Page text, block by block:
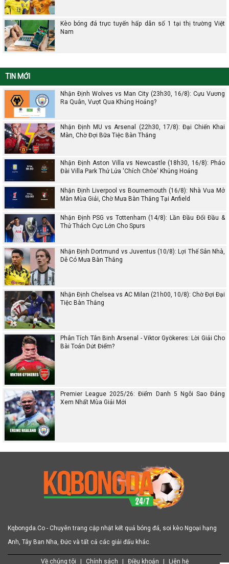
Kèo bóng đá trực tuyến hấp dẫn số 1 tại thị trường Việt
Nam
TIN MỚI
Nhận Định Wolves vs Man City (23h30, 16/8): Cựu Vương
Ra Quân, Vượt Qua Khủng Hoảng?
Nhận Định MU vs Arsenal (22h30, 17/8): Đại Chiến Khai
Màn, Chờ Đợi Bữa Tiệc Bàn Thắng
Nhận Định Aston Villa vs Newcastle (18h30, 16/8): Pháo
Đài Villa Park Thử Lửa 'Chích Chòe' Khủng Hoảng
Nhận Định Liverpool vs Bournemouth (16/8): Nhà Vua Mở
Màn Mùa Giải, Chờ Mưa Bàn Thắng Tại Anfield
Nhận Định PSG vs Tottenham (14/8): Lần Đầu Đối Đầu &
Thử Thách Cực Lớn Cho Spurs
Nhận Định Dortmund vs Juventus (10/8): Lợi Thế Sân Nhà,
Dễ Có Mưa Bàn Thắng
Nhận Định Chelsea vs AC Milan (21h00, 10/8): Chờ Đợi Đại
Tiệc Bàn Thắng
Phân Tích Tân Binh Arsenal - Viktor Gyökeres: Lời Giải Cho
Bài Toán Dứt Điểm?
Premier League 2025/26: Điểm Danh 5 Ngôi Sao Đáng
Xem Nhất Mùa Giải Mới
Kqbongda.Co - Chuyên trang cập nhật kết quả bóng đá, soi kèo Ngoại hạng
Anh, Tây Ban Nha, Đức và tất cả các giải đấu khác.
Về chúng tôi Chính sách Điều khoản Liên hệ